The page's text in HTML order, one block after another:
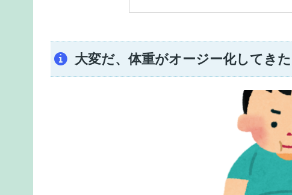
大変だ、体重がオージー化してきた